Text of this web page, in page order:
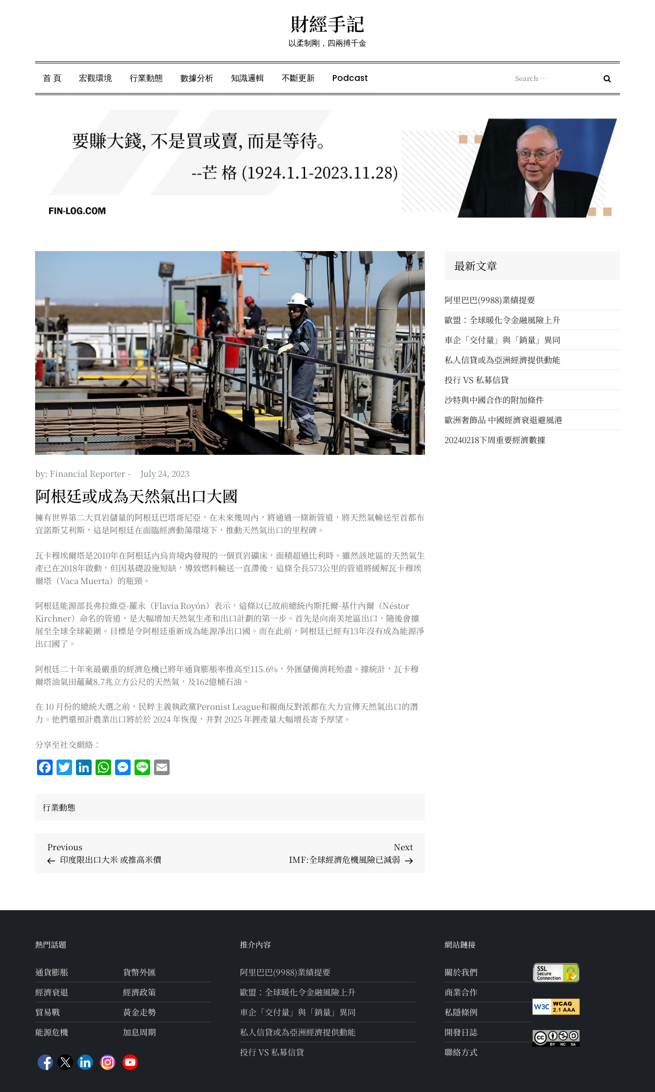
財經手記
以柔制剛，四兩搏千金
首 頁 宏觀環境 行業動態 數據分析 知識邏輯 不斷更新 Podcast
for:
by: Financial Reporter
阿根廷或成為天然氣出口大國
擁有世界第二大頁岩儲量的阿根廷巴塔哥尼亞，在未來幾周內，將通過一條新管道，將天然氣輸送至首都布
宜諾斯艾利斯，這是阿根廷在面臨經濟動蕩環境下，推動天然氣出口的里程碑。
瓦卡穆埃爾塔是2010年在阿根廷內烏肯境内發現的一個頁岩礦床，面積超過比利時。雖然該地區的天然氣生
產已在2018年啟動，但因基礎設施短缺，導致燃料輸送一直滯後，這條全長573公里的管道將緩解瓦卡穆埃
爾塔（Vaca Muerta）的瓶頸。
阿根廷能源部長弗拉維亞-羅永（Flavia Royón）表示，這條以已故前總統內斯托爾-基什內爾（Néstor
Kirchner）命名的管道，是大幅增加天然氣生產和出口計劃的第一步。首先是向南美地區出口，隨後會擴
展至全球全球範圍。目標是令阿根廷重新成為能源凈出口國。而在此前，阿根廷已經有13年沒有成為能源凈
出口國了。
阿根廷二十年來最嚴重的經濟危機已將年通貨膨脹率推高至115.6%，外匯儲備消耗殆盡。據統計，瓦卡穆
爾塔油氣田蘊藏8.7兆立方公尺的天然氣，及162億桶石油。
在 10 月份的總統大選之前，民粹主義執政黨Peronist League和親商反對派都在大力宣傳天然氣出口的潛
力。他們還預計農業出口將於於 2024 年恢復，并對 2025 年鋰產量大幅增長寄予厚望。
分享至社交網絡：
Facebook
Twitter
LinkedIn
WhatsApp
Messenger
Line
行業動態
Post
Previous
Post
Previous
印度限出口大米 或推高米價
Next
Post
Next
IMF:全球經濟危機風險已減弱
最新文章
阿里巴巴(9988)業績提要
歐盟：全球暖化令金融風險上升
車企「交付量」與「銷量」異同
私人信貸或為亞洲經濟提供動能
投行 VS 私募信貸
沙特與中國合作的附加條件
歐洲奢飾品 中國經濟衰退避風港
20240218下周重要經濟數據
熱門話題
通貨膨脹
經濟衰退
貿易戰
能源危機
貨幣外匯
經濟政策
黃金走勢
加息周期
推介內容
阿里巴巴(9988)業績提要
歐盟：全球暖化令金融風險上升
車企「交付量」與「銷量」異同
私人信貸或為亞洲經濟提供動能
投行 VS 私募信貸
網站鏈接
關於我們
商業合作
私隱條例
開發日誌
聯絡方式